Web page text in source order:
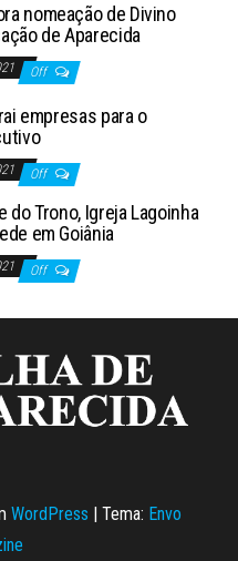
nomeação de Divino
de Aparecida
Off
empresas para o
Off
do Trono, Igreja Lagoinha
em Goiânia
Off
WordPress Tema: Envo